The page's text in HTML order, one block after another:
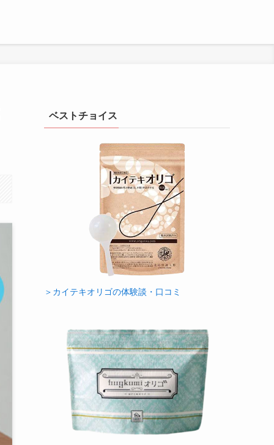
ベストチョイス
＞カイテキオリゴの体験談・口コミ